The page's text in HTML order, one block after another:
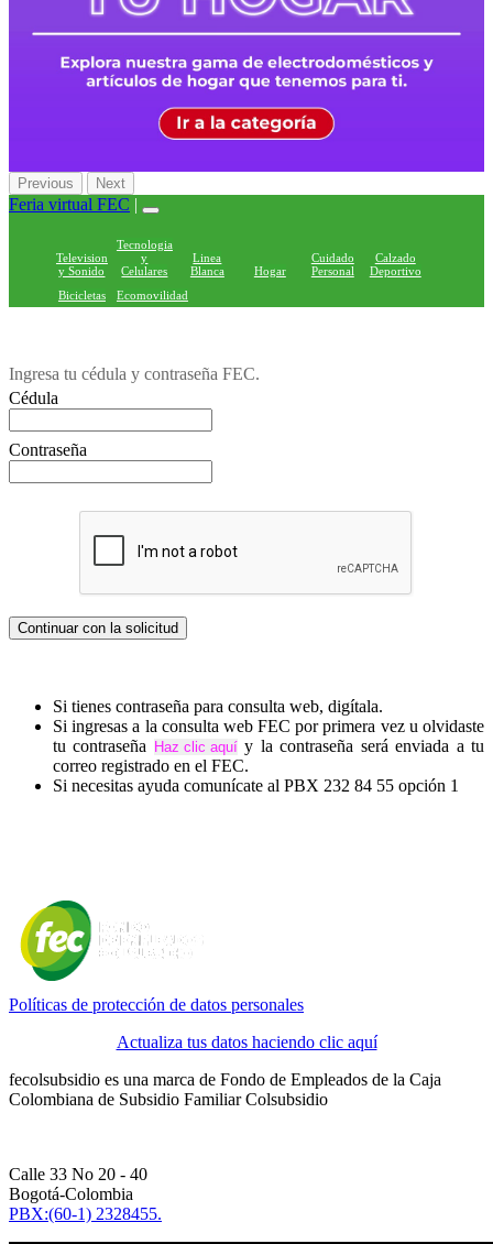
Previous Next
Feria virtual FEC |
Television
y Sonido
Tecnologia
y
Celulares
Linea
Blanca
Hogar
Cuidado
Personal
Calzado
Deportivo
Bicicletas
Ecomovilidad
Ingresa tu cédula y contraseña FEC.
Cédula
Contraseña
Si tienes contraseña para consulta web, digítala.
Si ingresas a la consulta web FEC por primera vez u olvidaste
tu contraseña
y la contraseña será enviada a tu
correo registrado en el FEC.
Si necesitas ayuda comunícate al PBX 232 84 55 opción 1
Políticas de protección de datos personales
Actualiza tus datos haciendo clic aquí
fecolsubsidio es una marca de Fondo de Empleados de la Caja
Colombiana de Subsidio Familiar Colsubsidio
Calle 33 No 20 - 40
Bogotá-Colombia
PBX:(60-1) 2328455.